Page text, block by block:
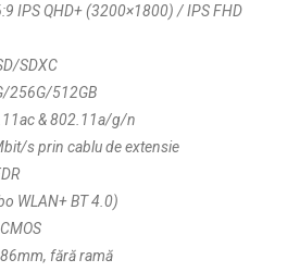
IPS QHD+ (3200×1800) / IPS FHD
SDXC
256G/512GB
& 802.11a/g/n
s prin cablu de extensie
WLAN+ BT 4.0)
fără ramă